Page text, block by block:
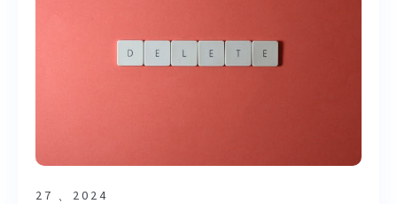
27 、2024